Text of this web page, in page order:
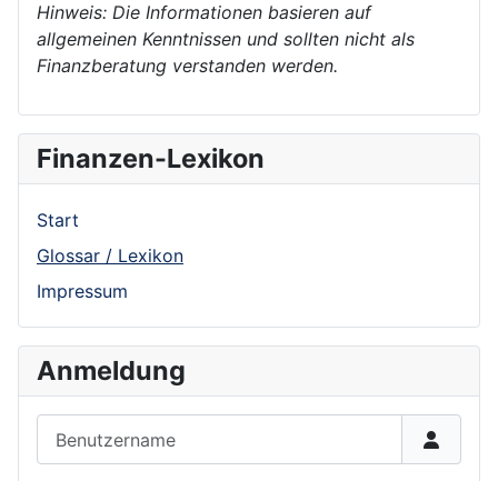
Hinweis: Die Informationen basieren auf
allgemeinen Kenntnissen und sollten nicht als
Finanzberatung verstanden werden.
Finanzen-Lexikon
Start
Glossar / Lexikon
Impressum
Anmeldung